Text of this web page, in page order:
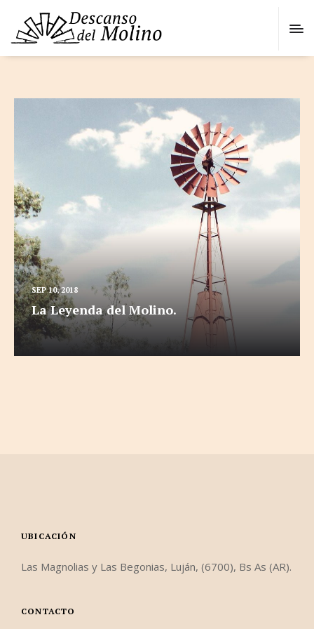
SEP 10, 2018
La Leyenda del Molino.
UBICACIÓN
Las Magnolias y Las Begonias, Luján, (6700), Bs As (AR).
CONTACTO